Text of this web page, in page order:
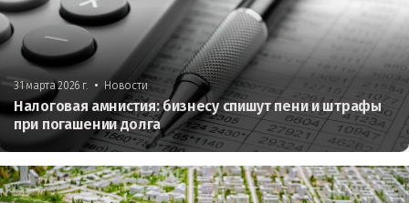
31 марта 2026 г. • Новости
Налоговая амнистия: бизнесу спишут пени и штрафы
при погашении долга